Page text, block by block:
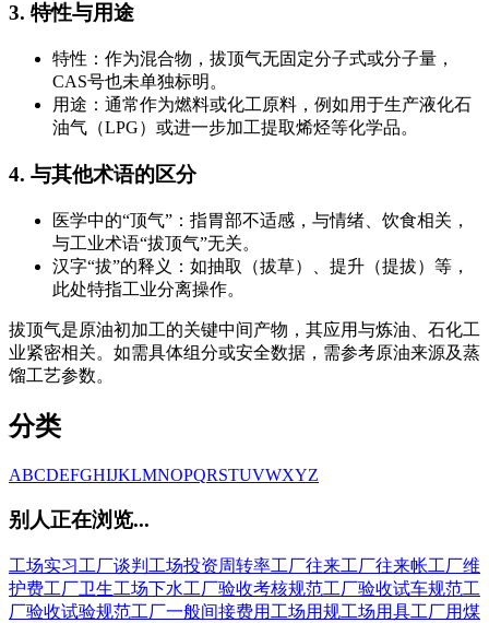
3. 特性与用途
特性：作为混合物，拔顶气无固定分子式或分子量，
CAS号也未单独标明。
用途：通常作为燃料或化工原料，例如用于生产液化石
油气（LPG）或进一步加工提取烯烃等化学品。
4. 与其他术语的区分
医学中的“顶气”：指胃部不适感，与情绪、饮食相关，
与工业术语“拔顶气”无关。
汉字“拔”的释义：如抽取（拔草）、提升（提拔）等，
此处特指工业分离操作。
拔顶气是原油初加工的关键中间产物，其应用与炼油、石化工
业紧密相关。如需具体组分或安全数据，需参考原油来源及蒸
馏工艺参数。
分类
ABCDEFGHIJKLMNOPQRSTUVWXYZ
别人正在浏览...
工场实习工厂谈判 工场投资周转率工厂往来工厂往来帐工厂维
护费工厂卫生工场下水工厂验收考核规范工厂验收试车规范工
厂验收试验规范工厂一般间接费用 工场用规工场用具工厂用煤